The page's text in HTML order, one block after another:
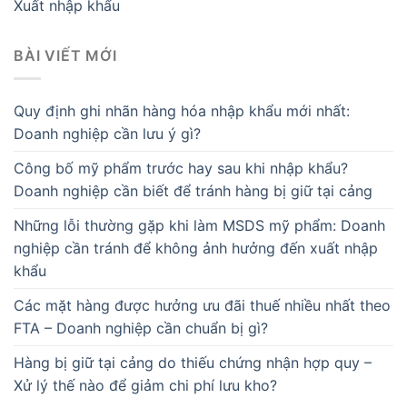
Xuất nhập khẩu
BÀI VIẾT MỚI
Quy định ghi nhãn hàng hóa nhập khẩu mới nhất:
Doanh nghiệp cần lưu ý gì?
Công bố mỹ phẩm trước hay sau khi nhập khẩu?
Doanh nghiệp cần biết để tránh hàng bị giữ tại cảng
Những lỗi thường gặp khi làm MSDS mỹ phẩm: Doanh
nghiệp cần tránh để không ảnh hưởng đến xuất nhập
khẩu
Các mặt hàng được hưởng ưu đãi thuế nhiều nhất theo
FTA – Doanh nghiệp cần chuẩn bị gì?
Hàng bị giữ tại cảng do thiếu chứng nhận hợp quy –
Xử lý thế nào để giảm chi phí lưu kho?